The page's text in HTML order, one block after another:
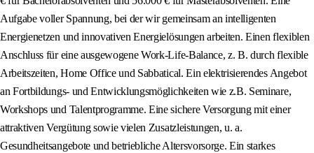
Aufgabe voller Spannung, bei der wir gemeinsam an intelligenten
Energienetzen und innovativen Energielösungen arbeiten. Einen flexiblen
Anschluss für eine ausgewogene Work-Life-Balance, z. B. durch flexible
Arbeitszeiten, Home Office und Sabbatical. Ein elektrisierendes Angebot
an Fortbildungs- und Entwicklungsmöglichkeiten wie z.B. Seminare,
Workshops und Talentprogramme. Eine sichere Versorgung mit einer
attraktiven Vergütung sowie vielen Zusatzleistungen, u. a.
Gesundheitsangebote und betriebliche Altersvorsorge. Ein starkes